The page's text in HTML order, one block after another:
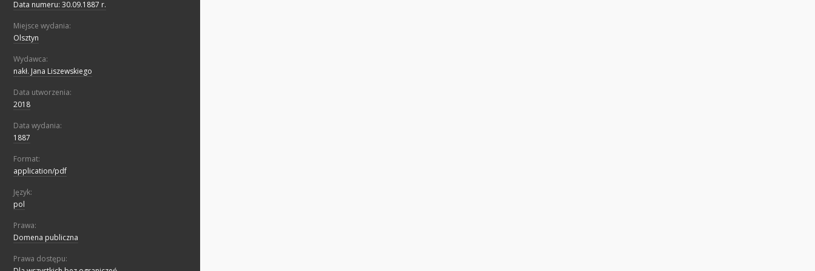
Data numeru: 30.09.1887 r.
Miejsce wydania:
Olsztyn
Wydawca:
nakł. Jana Liszewskiego
Data utworzenia:
2018
Data wydania:
1887
Format:
application/pdf
Język:
pol
Prawa:
Domena publiczna
Prawa dostępu: